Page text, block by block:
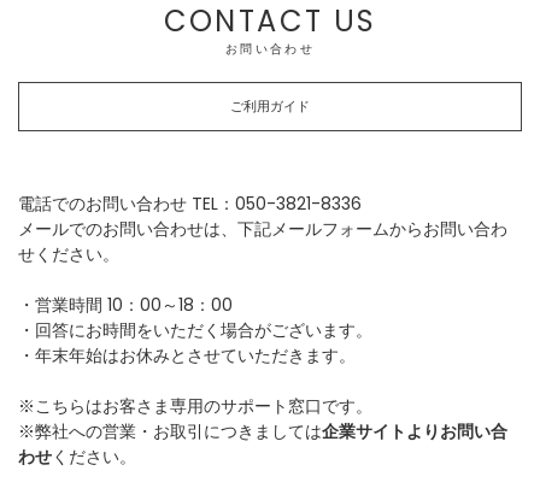
CONTACT US
お問い合わせ
ご利用ガイド
電話でのお問い合わせ TEL：050-3821-8336
メールでのお問い合わせは、下記メールフォームからお問い合わ
せください。
・営業時間 10：00～18：00
・回答にお時間をいただく場合がございます。
・年末年始はお休みとさせていただきます。
※こちらはお客さま専用のサポート窓口です。
※弊社への営業・お取引につきましては企業サイトよりお問い合
わせください。